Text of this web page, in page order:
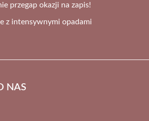
przegap okazji na zapis!
z intensywnymi opadami
NAS